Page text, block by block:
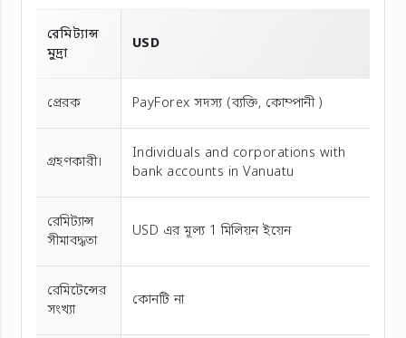
রেমিট্যান্স
মুদ্রা
USD
প্রেরক PayForex সদস্য (ব্যক্তি, কোম্পানী )
গ্রহণকারী।
Individuals and corporations with
bank accounts in Vanuatu
রেমিট্যান্স
সীমাবদ্ধতা
USD এর মূল্য 1 মিলিয়ন ইয়েন
রেমিটেন্সের
সংখ্যা
কোনটি না